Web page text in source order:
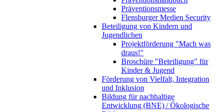
Präventionsmesse
Flensburger Medien Security
Beteiligung von Kindern und
Jugendlichen
Projektförderung "Mach was
draus!"
Broschüre "Beteiligung" für
Kinder & Jugend
Förderung von Vielfalt, Integration
und Inklusion
Bildung für nachhaltige
Entwicklung (BNE) / Ökologische